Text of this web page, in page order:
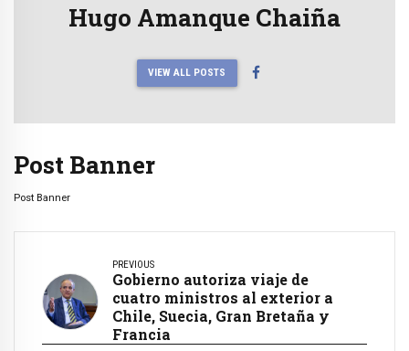
Hugo Amanque Chaiña
VIEW ALL POSTS
Post Banner
Post Banner
PREVIOUS
Gobierno autoriza viaje de
cuatro ministros al exterior a
Chile, Suecia, Gran Bretaña y
Francia